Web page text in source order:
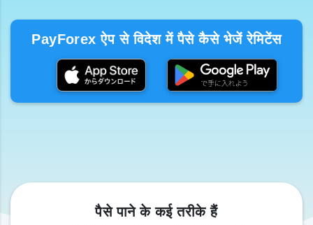
PayForex ऐप से विदेश में पैसे कैसे भेजें रेमिटेंस
पैसे पाने के कई तरीके हैं